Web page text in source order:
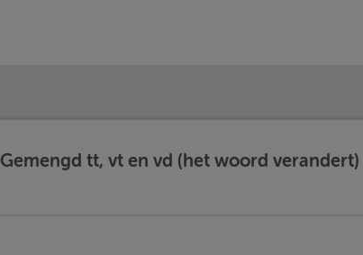
Gemengd tt, vt en vd (het woord verandert)